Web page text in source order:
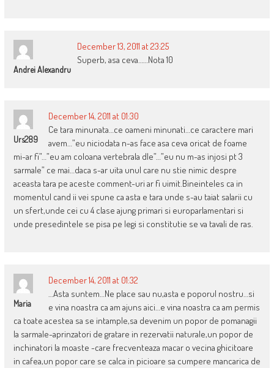
Andrei Alexandru
December 13, 2011 at 23:25
Superb, asa ceva……Nota 10
Urs289
December 14, 2011 at 01:30
Ce tara minunata…ce oameni minunati…ce caractere mari
avem…”eu niciodata n-as face asa ceva oricat de foame
mi-ar fi”…”eu am coloana vertebrala dle”…”eu nu m-as injosi pt 3
sarmale” ce mai…daca s-ar uita unul care nu stie nimic despre
aceasta tara pe aceste comment-uri ar fi uimit.Bineinteles ca in
momentul cand ii vei spune ca asta e tara unde s-au taiat salarii cu
un sfert,unde cei cu 4 clase ajung primari si europarlamentari si
unde presedintele se pisa pe legi si constitutie se va tavali de ras.
Maria
December 14, 2011 at 01:32
…Asta suntem…Ne place sau nu,asta e poporul nostru…si
e vina noastra ca am ajuns aici…e vina noastra ca am permis
ca toate acestea sa se intample,sa devenim un popor de pomanagii
la sarmale-aprinzatori de gratare in rezervatii naturale,un popor de
inchinatori la moaste -care frecventeaza macar o vecina ghicitoare
in cafea,un popor care se calca in picioare sa cumpere mancarica de